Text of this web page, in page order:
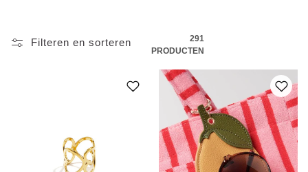
Filteren en sorteren
291
PRODUCTEN